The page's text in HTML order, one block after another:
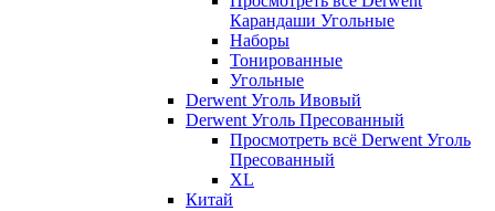
Карандаши Угольные
Наборы
Тонированные
Угольные
Derwent Уголь Ивовый
Derwent Уголь Пресованный
Просмотреть всё Derwent Уголь
Пресованный
XL
Китай